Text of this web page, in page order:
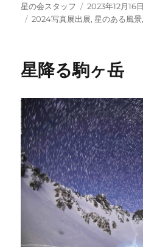
投
稿
星の会スタッフ
投
稿
2023年12月16日
タ
2024写真展出展,星のある風景
星降る駒ヶ岳